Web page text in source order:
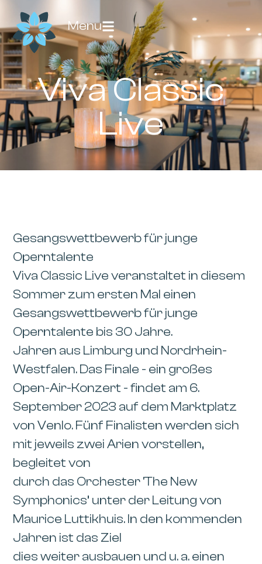
Menu
Viva Classic
Live
Gesangswettbewerb für junge
Operntalente
Viva Classic Live veranstaltet in diesem
Sommer zum ersten Mal einen
Gesangswettbewerb für junge
Operntalente bis 30 Jahre.
Jahren aus Limburg und Nordrhein-
Westfalen. Das Finale - ein großes
Open-Air-Konzert - findet am 6.
September 2023 auf dem Marktplatz
von Venlo. Fünf Finalisten werden sich
mit jeweils zwei Arien vorstellen,
begleitet von
durch das Orchester ‘The New
Symphonics’ unter der Leitung von
Maurice Luttikhuis. In den kommenden
Jahren ist das Ziel
dies weiter ausbauen und u. a. einen